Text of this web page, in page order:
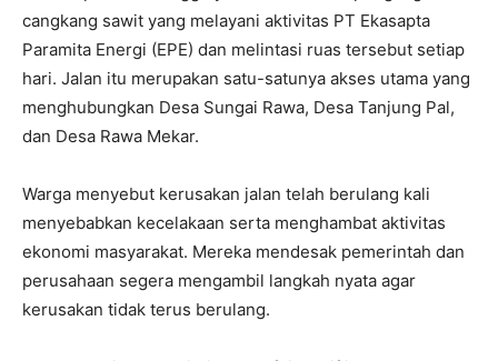
cangkang sawit yang melayani aktivitas PT Ekasapta
Paramita Energi (EPE) dan melintasi ruas tersebut setiap
hari. Jalan itu merupakan satu-satunya akses utama yang
menghubungkan Desa Sungai Rawa, Desa Tanjung Pal,
dan Desa Rawa Mekar.
Warga menyebut kerusakan jalan telah berulang kali
menyebabkan kecelakaan serta menghambat aktivitas
ekonomi masyarakat. Mereka mendesak pemerintah dan
perusahaan segera mengambil langkah nyata agar
kerusakan tidak terus berulang.